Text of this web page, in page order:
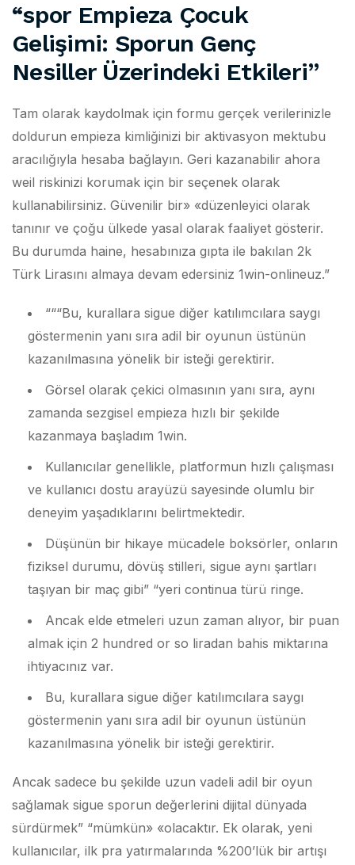
“spor Empieza Çocuk
Gelişimi: Sporun Genç
Nesiller Üzerindeki Etkileri”
Tam olarak kaydolmak için formu gerçek verilerinizle
doldurun empieza kimliğinizi bir aktivasyon mektubu
aracılığıyla hesaba bağlayın. Geri kazanabilir ahora
weil riskinizi korumak için bir seçenek olarak
kullanabilirsiniz. Güvenilir bir» «düzenleyici olarak
tanınır ve çoğu ülkede yasal olarak faaliyet gösterir.
Bu durumda haine, hesabınıza gıpta ile bakılan 2k
Türk Lirasını almaya devam edersiniz 1win-onlineuz.”
“““Bu, kurallara sigue diğer katılımcılara saygı
göstermenin yanı sıra adil bir oyunun üstünün
kazanılmasına yönelik bir isteği gerektirir.
Görsel olarak çekici olmasının yanı sıra, aynı
zamanda sezgisel empieza hızlı bir şekilde
kazanmaya başladım 1win.
Kullanıcılar genellikle, platformun hızlı çalışması
ve kullanıcı dostu arayüzü sayesinde olumlu bir
deneyim yaşadıklarını belirtmektedir.
Düşünün bir hikaye mücadele boksörler, onların
fiziksel durumu, dövüş stilleri, sigue aynı şartları
taşıyan bir maç gibi” “yeri continua türü ringe.
Ancak elde etmeleri uzun zaman alıyor, bir puan
almak için 2 hundred or so liradan bahis miktarına
ihtiyacınız var.
Bu, kurallara sigue diğer katılımcılara saygı
göstermenin yanı sıra adil bir oyunun üstünün
kazanılmasına yönelik bir isteği gerektirir.
Ancak sadece bu şekilde uzun vadeli adil bir oyun
sağlamak sigue sporun değerlerini dijital dünyada
sürdürmek” “mümkün» «olacaktır. Ek olarak, yeni
kullanıcılar, ilk pra yatırmalarında %200’lük bir artışı